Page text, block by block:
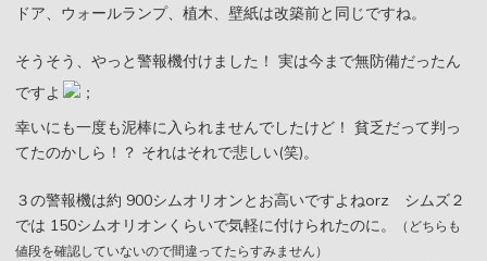
ドア、ウォールランプ、植木、壁紙は改築前と同じですね。
そうそう、やっと警報機付けました！ 実は今まで無防備だったん
ですよ
幸いにも一度も泥棒に入られませんでしたけど！ 貧乏だって判っ
てたのかしら！？ それはそれで悲しい(笑)。
３の警報機は約 900シムオリオンとお高いですよねorz シムズ２
では 150シムオリオンくらいで気軽に付けられたのに。
（どちらも
値段を確認していないので間違ってたらすみません）